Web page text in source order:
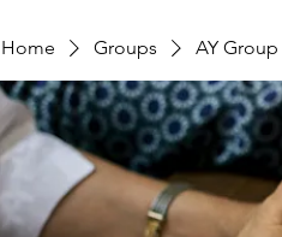
Home Groups AY Group